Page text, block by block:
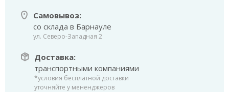
Самовывоз:
со склада в Барнауле
ул. Северо-Западная 2
Доставка:
транспортными компаниями
*условия бесплатной доставки
уточняйте у мененджеров